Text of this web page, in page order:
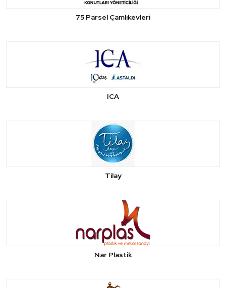
75 Parsel Çamlıkevleri
ICA
Tilay
Nar Plastik